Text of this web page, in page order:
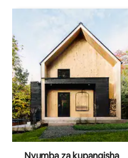
Nyumba za kupangisha